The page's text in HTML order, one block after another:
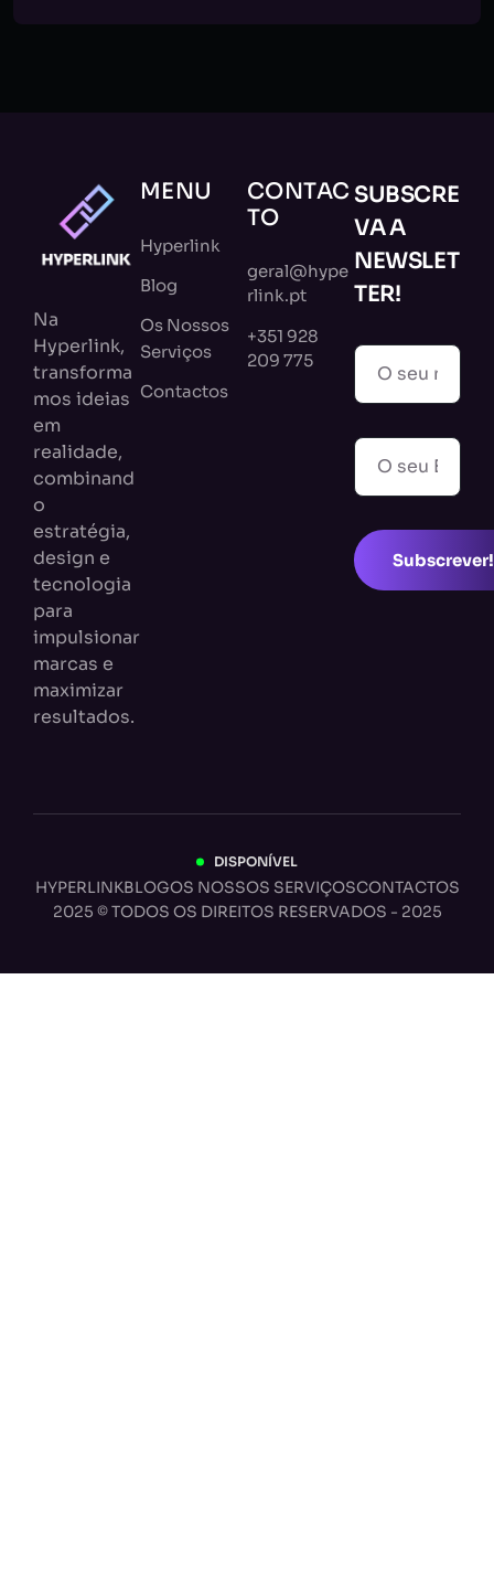
Na
Hyperlink,
transforma
mos ideias
em
realidade,
combinand
o
estratégia,
design e
tecnologia
para
impulsionar
marcas e
maximizar
resultados.
MENU
Hyperlink
Blog
Os Nossos
Serviços
Contactos
CONTAC
TO
geral@hype
rlink.pt
+351 928
209 775
SUBSCRE
VA A
NEWSLET
TER!
Subscrever!
DISPONÍVEL
HYPERLINKBLOGOS NOSSOS SERVIÇOSCONTACTOS
2025 © TODOS OS DIREITOS RESERVADOS - 2025